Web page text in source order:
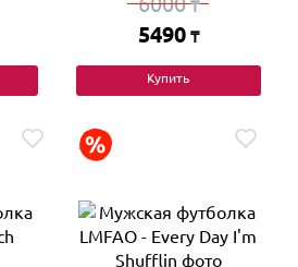
₸
5490 ₸
Купить